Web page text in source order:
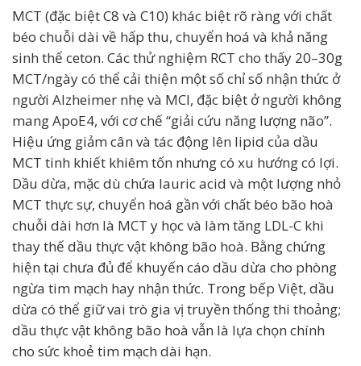
MCT (đặc biệt C8 và C10) khác biệt rõ ràng với chất
béo chuỗi dài về hấp thu, chuyển hoá và khả năng
sinh thể ceton. Các thử nghiệm RCT cho thấy 20–30g
MCT/ngày có thể cải thiện một số chỉ số nhận thức ở
người Alzheimer nhẹ và MCI, đặc biệt ở người không
mang ApoE4, với cơ chế “giải cứu năng lượng não”.
Hiệu ứng giảm cân và tác động lên lipid của dầu
MCT tinh khiết khiêm tốn nhưng có xu hướng có lợi.
Dầu dừa, mặc dù chứa lauric acid và một lượng nhỏ
MCT thực sự, chuyển hoá gần với chất béo bão hoà
chuỗi dài hơn là MCT y học và làm tăng LDL-C khi
thay thế dầu thực vật không bão hoà. Bằng chứng
hiện tại chưa đủ để khuyến cáo dầu dừa cho phòng
ngừa tim mạch hay nhận thức. Trong bếp Việt, dầu
dừa có thể giữ vai trò gia vị truyền thống thi thoảng;
dầu thực vật không bão hoà vẫn là lựa chọn chính
cho sức khoẻ tim mạch dài hạn.